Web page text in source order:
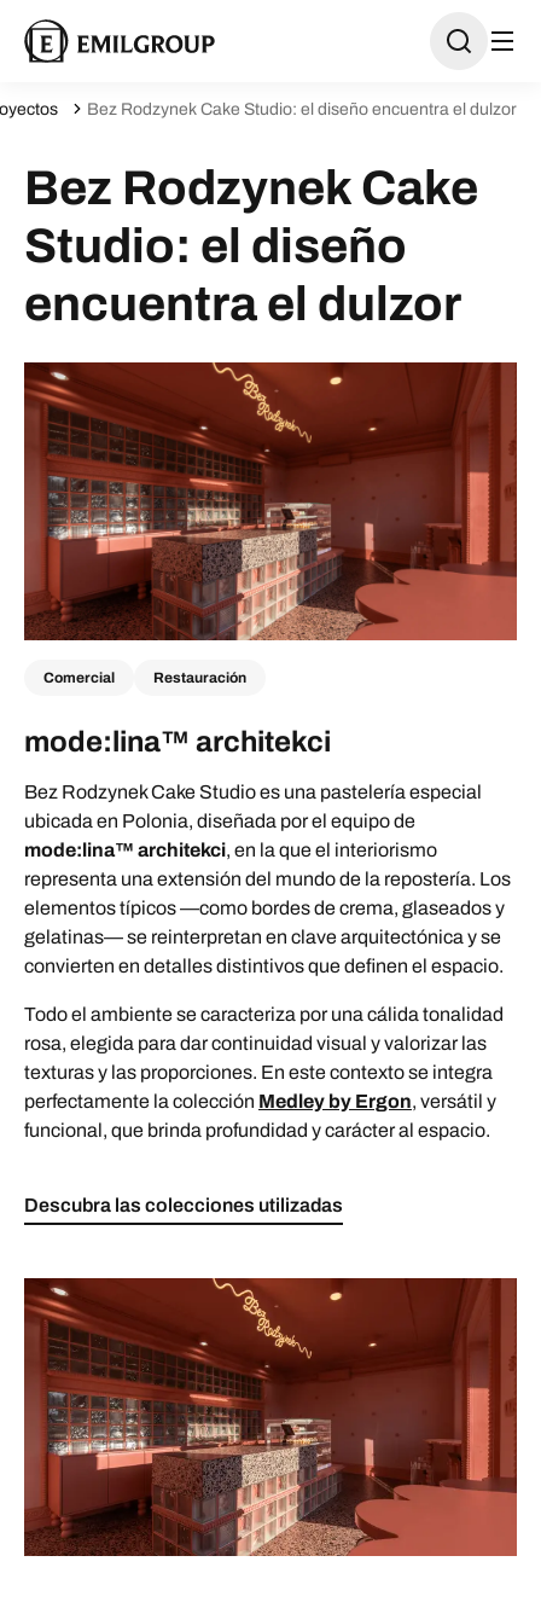
Bez Rodzynek Cake Studio: el diseño encuentra el dulzor
Bez Rodzynek Cake
Studio: el diseño
encuentra el dulzor
Comercial Restauración
mode:lina™ architekci
Bez Rodzynek Cake Studio es una pastelería especial
ubicada en Polonia, diseñada por el equipo de
mode:lina™ architekci, en la que el interiorismo
representa una extensión del mundo de la repostería. Los
elementos típicos —como bordes de crema, glaseados y
gelatinas— se reinterpretan en clave arquitectónica y se
convierten en detalles distintivos que definen el espacio.
Todo el ambiente se caracteriza por una cálida tonalidad
rosa, elegida para dar continuidad visual y valorizar las
texturas y las proporciones. En este contexto se integra
perfectamente la colección Medley by Ergon, versátil y
funcional, que brinda profundidad y carácter al espacio.
Descubra las colecciones utilizadas